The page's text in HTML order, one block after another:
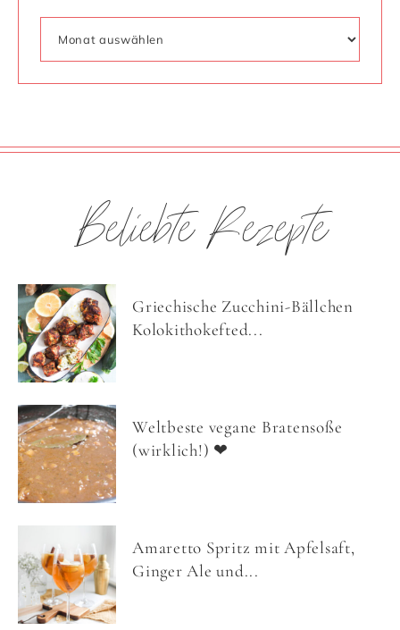
Beliebte Rezepte
Griechische Zucchini-Bällchen
Kolokithokefted...
Weltbeste vegane Bratensoße
(wirklich!) ❤
Amaretto Spritz mit Apfelsaft,
Ginger Ale und...